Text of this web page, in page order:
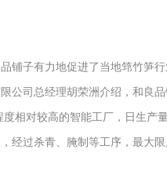
铺子有力地促进了当地筇竹笋
公司总经理胡荣洲介绍，和良
相对较高的智能工厂，日生
经过杀青、腌制等工序，最大